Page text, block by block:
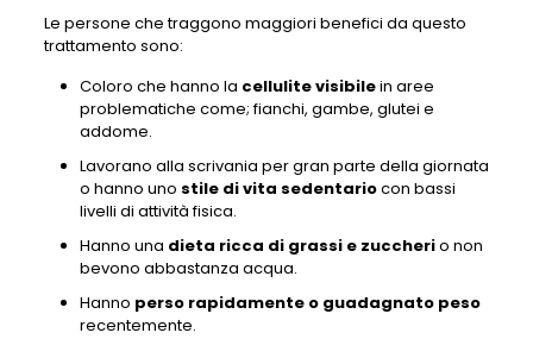
Le persone che traggono maggiori benefici da questo
trattamento sono:
Coloro che hanno la cellulite visibilein aree
problematiche come; fianchi, gambe, glutei e
addome.
Lavorano alla scrivania per gran parte della giornata
o hanno uno stile di vita sedentariocon bassi
livelli di attività fisica.
Hanno una dieta ricca di grassi e zuccherio non
bevono abbastanza acqua.
Hanno perso rapidamente o guadagnato peso
recentemente.